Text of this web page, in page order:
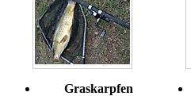
Graskarpfen